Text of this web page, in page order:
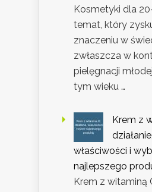
Kosmetyki dla
temat, który
znaczeniu w
zwłaszcza w
pielęgnacji
tym wieku …
Krem z
działanie,
właściwości i
najlepszego
Krem z witaminą